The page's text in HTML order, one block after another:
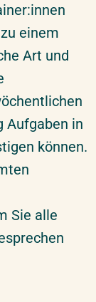
einem
Art und
Aufgaben in
können.
Sie alle